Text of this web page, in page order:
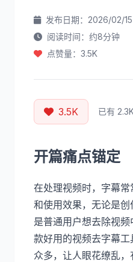
发布日期：2026/02/15
阅读时间：约8分钟
点赞量：3.5K
3.5K 已有
开篇痛点锚定
在处理视频时，字幕
和使用效果，无论是
是普通用户想去除视
款好用的视频去字幕
众多，让人眼花缭乱